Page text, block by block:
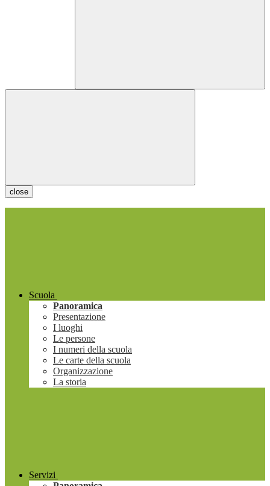
close
Scuola
Panoramica
Presentazione
I luoghi
Le persone
I numeri della scuola
Le carte della scuola
Organizzazione
La storia
Servizi